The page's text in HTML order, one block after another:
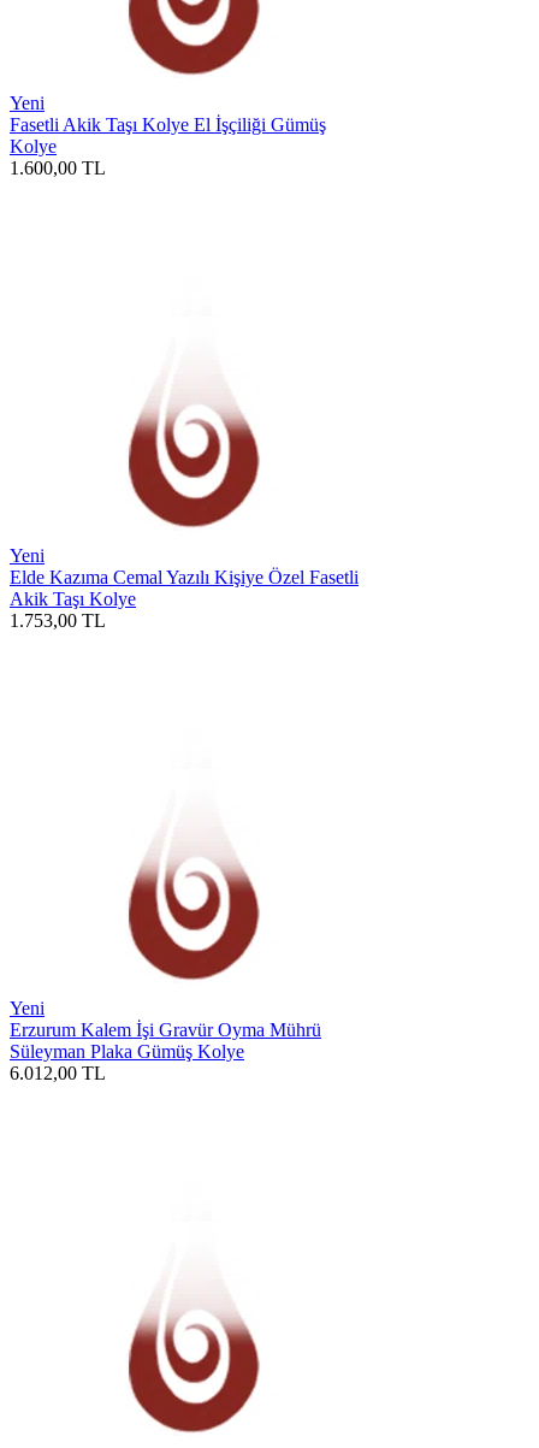
Yeni
Fasetli Akik Taşı Kolye El İşçiliği Gümüş
Kolye
1.600,00 TL
Yeni
Elde Kazıma Cemal Yazılı Kişiye Özel Fasetli
Akik Taşı Kolye
1.753,00 TL
Yeni
Erzurum Kalem İşi Gravür Oyma Mührü
Süleyman Plaka Gümüş Kolye
6.012,00 TL